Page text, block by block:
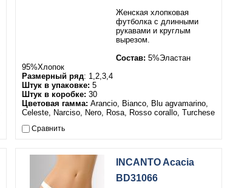
Женская хлопковая
футболка с длинными
рукавами и круглым
вырезом.
Состав: 5%Эластан
95%Хлопок
Размерный ряд: 1,2,3,4
Штук в упаковке: 5
Штук в коробке: 30
Цветовая гамма: Arancio, Bianco, Blu agvamarino,
Celeste, Narciso, Nero, Rosa, Rosso corallo, Turchese
Сравнить
INCANTO Acacia
BD31066